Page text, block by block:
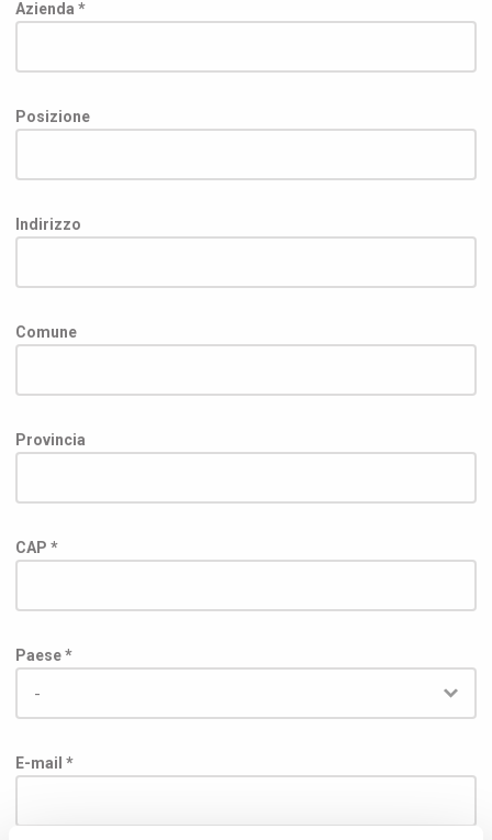
Azienda *
Posizione
Indirizzo
Comune
Provincia
CAP *
Paese *
E-mail *
Se non sei ancora registrato, fallo ora: è gratis!